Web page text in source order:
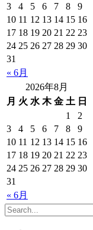
« 6月
3
4 5 6 7 8
9
10 11 12 13 14 15 16
17 18 19 20 21 22 23
24 25 26 27 28 29 30
31
2026年8月
月 火 水 木 金 土 日
« 6月
1
2
3
4 5 6 7 8
9
10 11 12 13 14 15 16
17 18 19 20 21 22 23
24 25 26 27 28 29 30
31